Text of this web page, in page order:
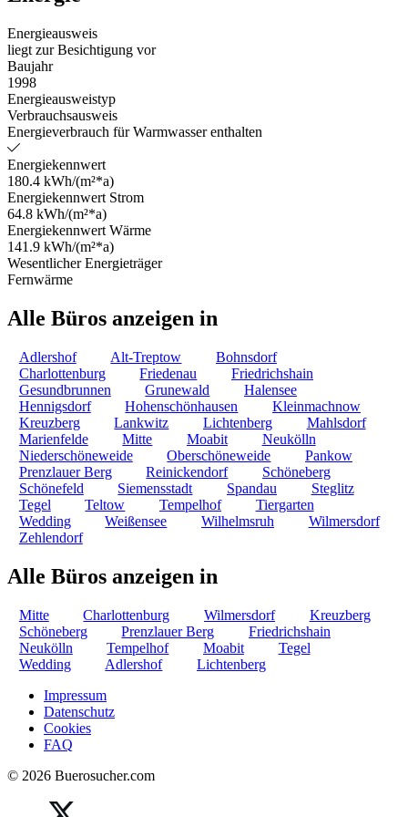
Energieausweis
liegt zur Besichtigung vor
Baujahr
1998
Energieausweistyp
Verbrauchsausweis
Energieverbrauch für Warmwasser enthalten
Energiekennwert
180.4 kWh/(m²*a)
Energiekennwert Strom
64.8 kWh/(m²*a)
Energiekennwert Wärme
141.9 kWh/(m²*a)
Wesentlicher Energieträger
Fernwärme
Alle Büros anzeigen in
Adlershof Alt-Treptow
Bohnsdorf
Charlottenburg
Friedenau
Friedrichshain
Gesundbrunnen
Grunewald
Halensee
Hennigsdorf
Hohenschönhausen
Kleinmachnow
Kreuzberg
Lankwitz Lichtenberg
Mahlsdorf
Marienfelde
Mitte Moabit
Neukölln
Niederschöneweide
Oberschöneweide
Pankow
Prenzlauer Berg
Reinickendorf
Schöneberg
Schönefeld
Siemensstadt Spandau
Steglitz
Tegel
Teltow Tempelhof
Tiergarten
Wedding
Weißensee Wilhelmsruh
Wilmersdorf
Zehlendorf
Alle Büros anzeigen in
Mitte Charlottenburg Wilmersdorf
Kreuzberg
Schöneberg
Prenzlauer Berg
Friedrichshain
Neukölln
Tempelhof Moabit
Tegel
Wedding
Adlershof
Lichtenberg
Impressum
Datenschutz
Cookies
FAQ
© 2026 Buerosucher.com